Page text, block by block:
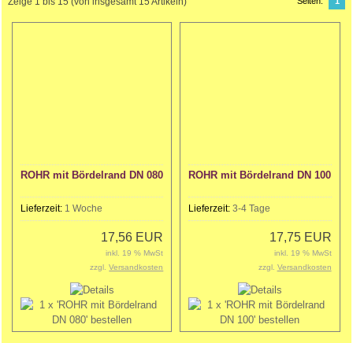
ROHR mit Bördelrand DN 080
Lieferzeit: 1 Woche
17,56 EUR
inkl. 19 % MwSt
zzgl.Versandkosten
ROHR mit Bördelrand DN 100
Lieferzeit:3-4 Tage
17,75 EUR
inkl. 19 % MwSt
zzgl. Versandkosten